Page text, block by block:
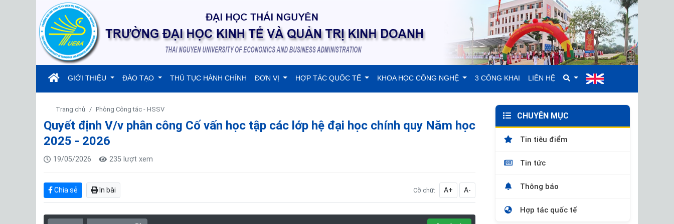
(current)
GIỚI THIỆU ĐÀO TẠO THỦ TỤC HÀNH CHÍNH ĐƠN VỊ HỢP TÁC QUỐC TẾ KHOA HỌC CÔNG NGHỆ 3 CÔNG KHAI LIÊN HỆ
Trang chủ Phòng Công tác - HSSV
Quyết định V/v phân công Cố vấn học tập các lớp hệ đại học chính quy Năm học
2025 - 2026
19/05/2026 235 lượt xem
Chia sẻ In bài Cỡ chữ: A+ A-
CHUYÊN MỤC
Tin tiêu điểm
Tin tức
Thông báo
Hợp tác quốc tế